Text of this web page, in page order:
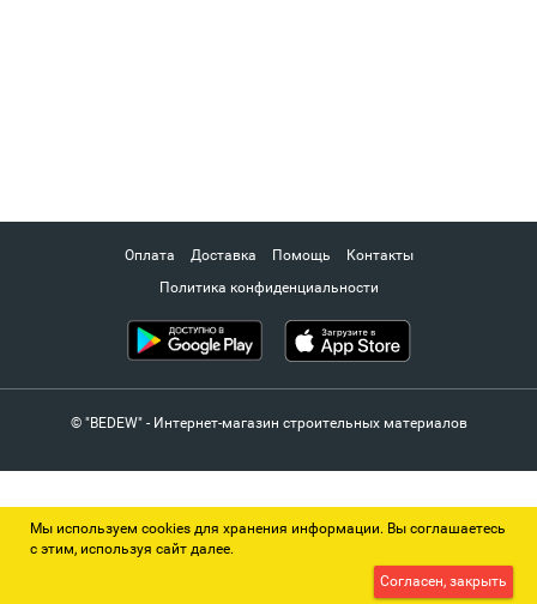
Оплата Доставка Помощь
Контакты
Политика конфиденциальности
© "BEDEW" - Интернет-магазин строительных материалов
Мы используем cookies для хранения информации. Вы соглашаетесь
с этим, используя сайт далее.
Согласен, закрыть